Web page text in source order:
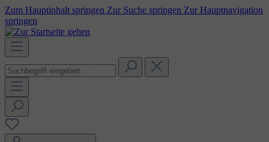
Zum Hauptinhalt springen Zur Suche springen Zur Hauptnavigation
springen